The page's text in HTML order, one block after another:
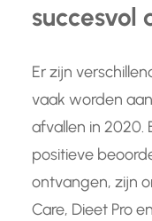
succesvol
Er zijn
vaak worden
afvallen in 2020.
positieve
ontvangen, zijn
Care, Dieet Pro